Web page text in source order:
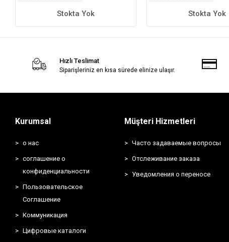
Stokta Yok Stokta Yok
Hızlı Teslimat
Siparişleriniz en kısa sürede elinize ulaşır.
Kurumsal
о нас
соглашение о
конфиденциальности
Пользовательское
Соглашение
Коммуникация
Цифровые каталоги
Müşteri Hizmetleri
Часто задаваемые вопросы
Отслеживание заказа
Уведомления о переносе